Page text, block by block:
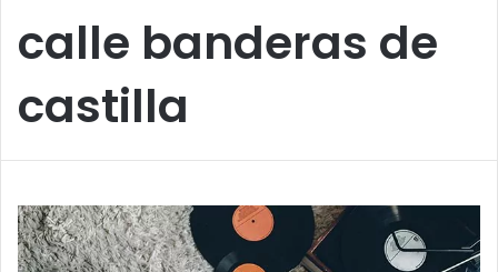
calle banderas de
castilla